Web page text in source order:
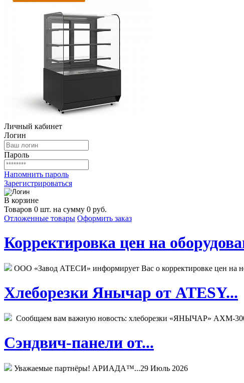
Личный кабинет
Логин
Пароль
Напомнить пароль
Зарегистрироваться
В корзине
Товаров 0 шт. на сумму 0 руб.
Отложенные товары Оформить заказ
Корректировка цен на
ООО «Завод АТЕСИ» информирует Вас о корректировке цен на
Хлеборезки Янычар от ATESY...
Сообщаем вам важную новость: хлеборезки «ЯНЫЧАР» АХМ-
Сэндвич-панели от...
Уважаемые партнёры! АРИАДА™...29 Июль 2026